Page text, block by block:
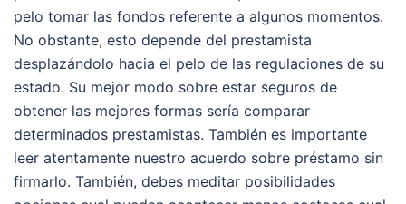
pelo tomar las fondos referente a algunos momentos.
No obstante, esto depende del prestamista
desplazándolo hacia el pelo de las regulaciones de su
estado. Su mejor modo sobre estar seguros de
obtener las mejores formas serí­a comparar
determinados prestamistas. También es importante
leer atentamente nuestro acuerdo sobre préstamo sin
firmarlo. También, debes meditar posibilidades